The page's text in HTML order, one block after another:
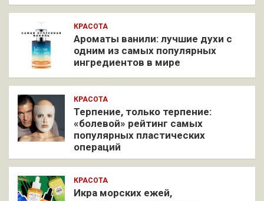
КРАСОТА
Ароматы ванили: лучшие духи с
одним из самых популярных
ингредиентов в мире
КРАСОТА
Терпение, только терпение:
«болевой» рейтинг самых
популярных пластических
операций
КРАСОТА
Икра морских ежей,